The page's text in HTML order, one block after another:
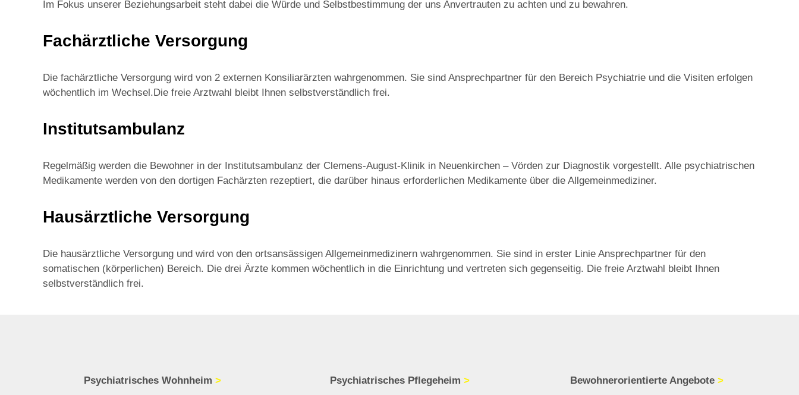
Im Fokus unserer Beziehungsarbeit steht dabei die Würde und Selbstbestimmung der uns Anvertrauten zu achten und zu bewahren.
Fachärztliche Versorgung
Die fachärztliche Versorgung wird von 2 externen Konsiliarärzten wahrgenommen. Sie sind Ansprechpartner für den Bereich Psychiatrie und die Visiten erfolgen
wöchentlich im Wechsel.Die freie Arztwahl bleibt Ihnen selbstverständlich frei.
Institutsambulanz
Regelmäßig werden die Bewohner in der Institutsambulanz der Clemens-August-Klinik in Neuenkirchen – Vörden zur Diagnostik vorgestellt. Alle psychiatrischen
Medikamente werden von den dortigen Fachärzten rezeptiert, die darüber hinaus erforderlichen Medikamente über die Allgemeinmediziner.
Hausärztliche Versorgung
Die hausärztliche Versorgung und wird von den ortsansässigen Allgemeinmedizinern wahrgenommen. Sie sind in erster Linie Ansprechpartner für den
somatischen (körperlichen) Bereich. Die drei Ärzte kommen wöchentlich in die Einrichtung und vertreten sich gegenseitig. Die freie Arztwahl bleibt Ihnen
selbstverständlich frei.
Psychiatrisches Wohnheim > Psychiatrisches Pflegeheim > Bewohnerorientierte Angebote >